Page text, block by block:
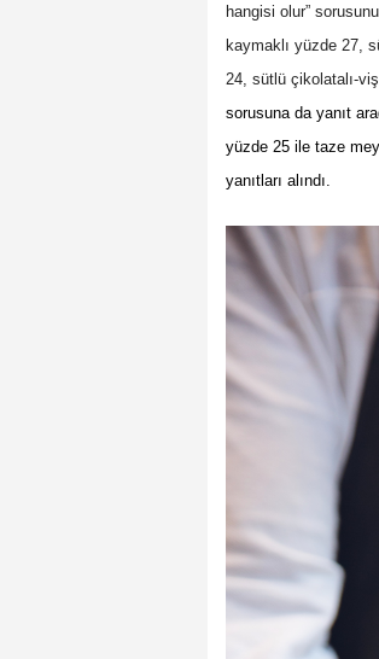
hangisi olur”
kaymaklı yüzde 27,
24, sütlü çikolatalı-
sorusuna da yanıt
yüzde 25 ile taze
yanıtları alındı.